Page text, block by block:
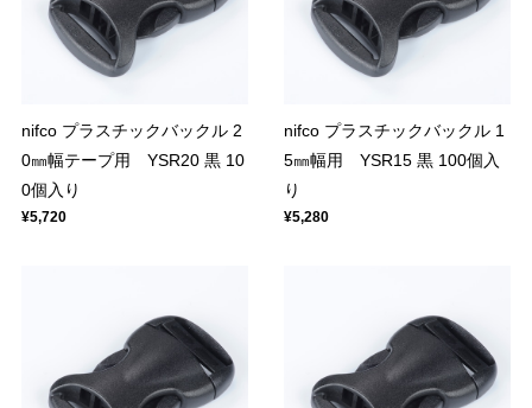
nifco プラスチックバックル 2
0㎜幅テープ用 YSR20 黒 10
0個入り
¥5,720
nifco プラスチックバックル 1
5㎜幅用 YSR15 黒 100個入
り
¥5,280